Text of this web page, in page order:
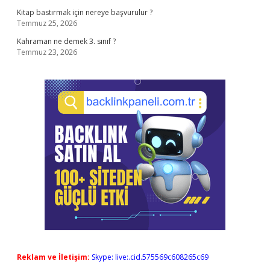
Kitap bastırmak için nereye başvurulur ?
Temmuz 25, 2026
Kahraman ne demek 3. sınıf ?
Temmuz 23, 2026
Reklam ve İletişim: Skype: live:.cid.575569c608265c69